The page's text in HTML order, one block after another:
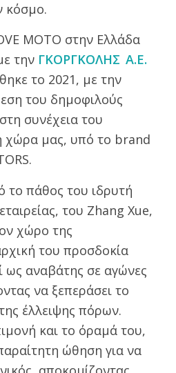
κόσμο.
MOTO στην Ελλάδα
τηνΓΚΟΡΓΚΟΛΗΣ Α.Ε.
το 2021, με την
του δημοφιλούς
συνέχεια του
χώρα μας, υπό το brand
το πάθος του ιδρυτή
του Zhang Xue,
χώρο της
του προσδοκία
ως αναβάτης σε αγώνες
να ξεπεράσει το
έλλειψης πόρων.
και το όραμά του,
ώθηση για να